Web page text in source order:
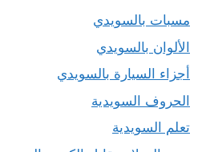
مسبات بالسويدي
الألوان بالسويدي
أجزاء السيارة بالسويدي
الحروف السويدية
تعلم السويدية